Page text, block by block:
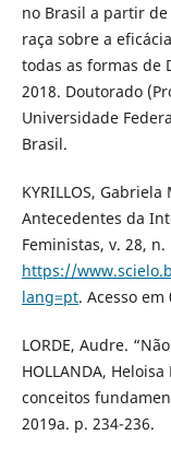
no Brasil a partir
raça sobre a
todas as formas de
2018. Doutorado
Universidade
Brasil.
KYRILLOS,
Antecedentes da
Feministas, v. 28,
https://
lang=pt. Acesso
LORDE, Audre.
HOLLANDA,
conceitos
2019a. p. 234-236.